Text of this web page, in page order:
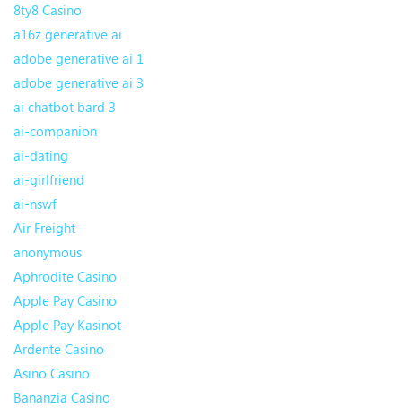
8ty8 Casino
a16z generative ai
adobe generative ai 1
adobe generative ai 3
ai chatbot bard 3
ai-companion
ai-dating
ai-girlfriend
ai-nswf
Air Freight
anonymous
Aphrodite Casino
Apple Pay Casino
Apple Pay Kasinot
Ardente Casino
Asino Casino
Bananzia Casino